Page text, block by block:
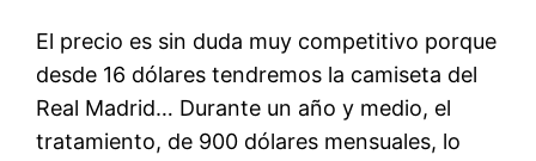
El precio es sin duda muy competitivo porque
desde 16 dólares tendremos la camiseta del
Real Madrid… Durante un año y medio, el
tratamiento, de 900 dólares mensuales, lo